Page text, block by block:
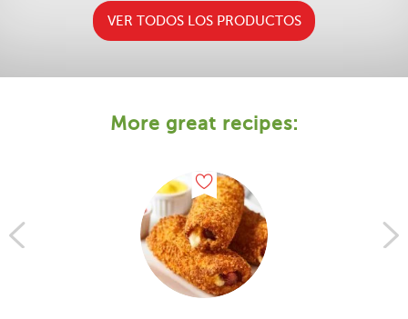
VER TODOS LOS PRODUCTOS
More great recipes: